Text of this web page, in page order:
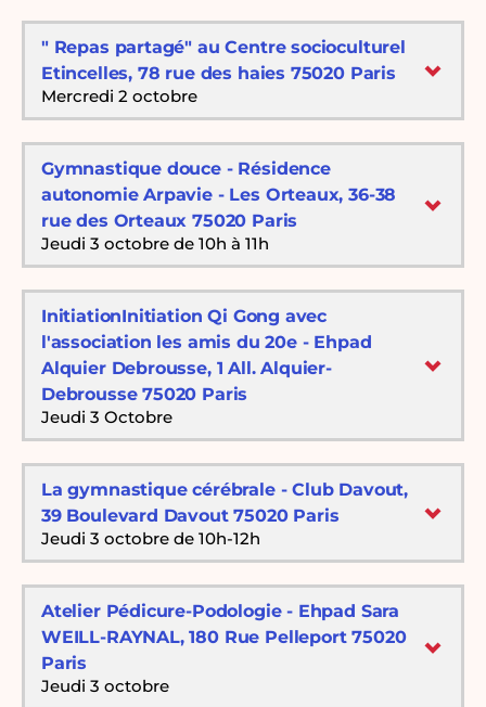
" Repas partagé" au Centre socioculturel
Etincelles, 78 rue des haies 75020 Paris
Mercredi 2 octobre
Gymnastique douce - Résidence
autonomie Arpavie - Les Orteaux, 36-38
rue des Orteaux 75020 Paris
Jeudi 3 octobre de 10h à 11h
InitiationInitiation Qi Gong avec
l'association les amis du 20e - Ehpad
Alquier Debrousse, 1 All. Alquier-
Debrousse 75020 Paris
Jeudi 3 Octobre
La gymnastique cérébrale - Club Davout,
39 Boulevard Davout 75020 Paris
Jeudi 3 octobre de 10h-12h
Atelier Pédicure-Podologie - Ehpad Sara
WEILL-RAYNAL, 180 Rue Pelleport 75020
Paris
Jeudi 3 octobre